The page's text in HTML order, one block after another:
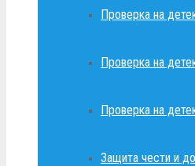
Проверка на
Проверка на
Проверка на
Защита чести и